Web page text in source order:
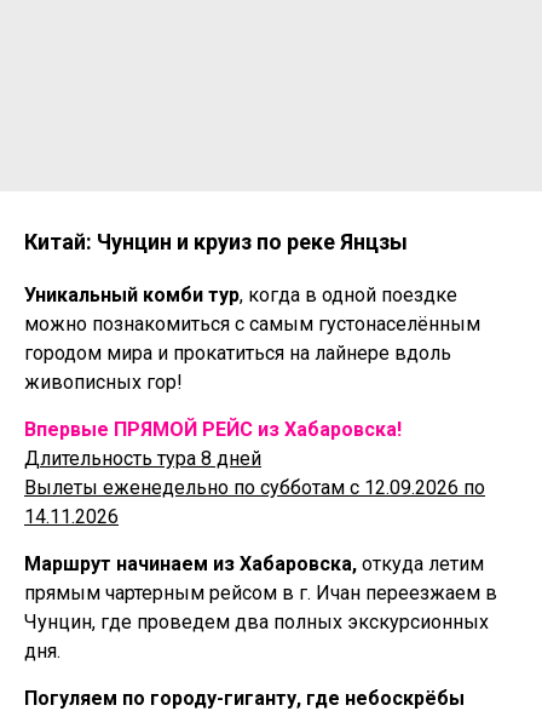
Китай: Чунцин и круиз по реке Янцзы
Уникальный комби тур, когда в одной поездке
можно познакомиться с самым густонаселённым
городом мира и прокатиться на лайнере вдоль
живописных гор!
Впервые ПРЯМОЙ РЕЙС из Хабаровска!
Длительность тура 8 дней
Вылеты еженедельно по субботам с 12.09.2026 по
14.11.2026
Маршрут начинаем из Хабаровска, откуда летим
прямым чартерным рейсом в г. Ичан переезжаем в
Чунцин, где проведем два полных экскурсионных
дня.
Погуляем по городу-гиганту, где небоскрёбы